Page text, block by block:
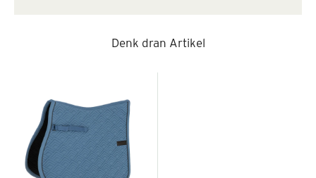
Denk dran Artikel